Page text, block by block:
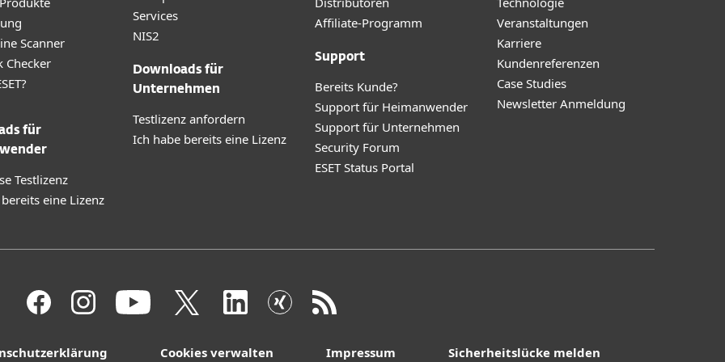
Scanner
Checker
für
Testlizenz
eine Lizenz
Services
NIS2
Downloads für
Unternehmen
Testlizenz anfordern
Ich habe bereits eine Lizenz
Affiliate-Programm
Support
Bereits Kunde?
Support für Heimanwender
Support für Unternehmen
Security Forum
ESET Status Portal
Veranstaltungen
Karriere
Kundenreferenzen
Case Studies
Newsletter Anmeldung
Cookies verwalten Impressum Sicherheitslücke melden